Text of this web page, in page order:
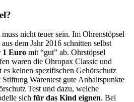
nicht teuer sein. Im Ohrenstöpsel
dem Jahr 2016 schnitten selbst
1 Euro mit “gut” ab. Ohrstöpsel
waren die Ohropax Classic und
keinen spezifischen Gehörschutz
Warentest gute Anhaltspunkte
Test und dazu, welche
sich für das Kind eignen. Bei